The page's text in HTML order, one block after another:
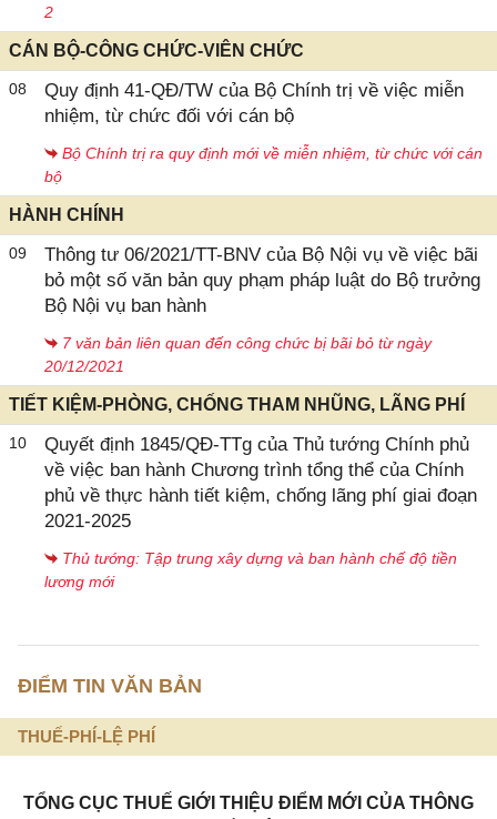
2
CÁN BỘ-CÔNG CHỨC-VIÊN CHỨC
08
Quy định 41-QĐ/TW của Bộ Chính trị về việc miễn
nhiệm, từ chức đối với cán bộ
Bộ Chính trị ra quy định mới về miễn nhiệm, từ chức với cán
bộ
HÀNH CHÍNH
09
Thông tư 06/2021/TT-BNV của Bộ Nội vụ về việc bãi
bỏ một số văn bản quy phạm pháp luật do Bộ trưởng
Bộ Nội vụ ban hành
7 văn bản liên quan đến công chức bị bãi bỏ từ ngày
20/12/2021
TIẾT KIỆM-PHÒNG, CHỐNG THAM NHŨNG, LÃNG PHÍ
10
Quyết định 1845/QĐ-TTg của Thủ tướng Chính phủ
về việc ban hành Chương trình tổng thể của Chính
phủ về thực hành tiết kiệm, chống lãng phí giai đoạn
2021-2025
Thủ tướng: Tập trung xây dựng và ban hành chế độ tiền
lương mới
ĐIỂM TIN VĂN BẢN
THUẾ-PHÍ-LỆ PHÍ
TỔNG CỤC THUẾ GIỚI THIỆU ĐIỂM MỚI CỦA THÔNG